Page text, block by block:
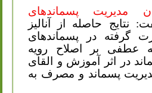
مدیریت پسماندهای
نتایج حاصله از آنالیز
گرفته در پسماندهای
عطفی بر اصلاح رویه
در اثر آموزش و القای
پسماند و مصرف به